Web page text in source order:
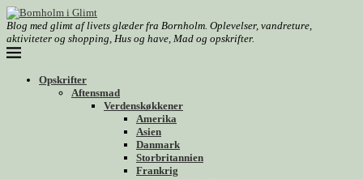
Blog med glimt af livets glæder fra Bornholm. Oplevelser, vandreture,
aktiviteter og shopping, Hus og have, Mad og opskrifter.
Opskrifter
Aftensmad
Verdenskøkkener
Amerika
Asien
Danmark
Storbritannien
Frankrig